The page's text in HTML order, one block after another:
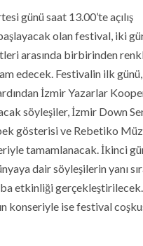
günü saat 13.00’te açılış
olan festival, iki
arasında birbirinden
edecek. Festivalin ilk günü,
İzmir Yazarlar
söyleşiler, İzmir Down
gösterisi ve Rebetiko
tamamlanacak. İkinci
dair söyleşilerin yanı
etkinliği
konseriyle ise festival